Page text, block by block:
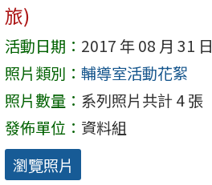
旅)
活動日期： 2017 年 08 月 31 日
照片類別： 輔導室活動花絮
照片數量： 系列照片共計 4 張
發佈單位： 資料組
瀏覽照片